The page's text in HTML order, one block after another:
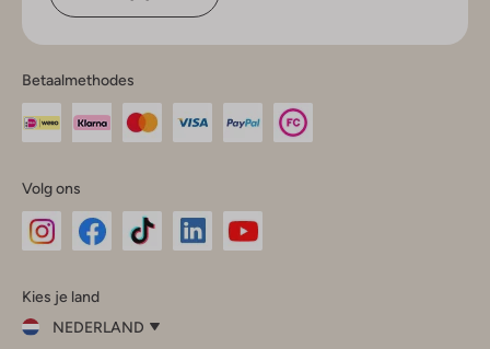
Betaalmethodes
Volg ons
InstagramFacebook
Kies je land
NEDERLAND